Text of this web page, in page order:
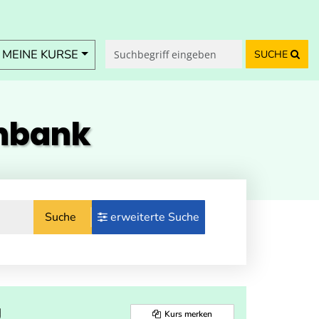
KURSE SUCHE
Suche erweiterte Suche
Kurs merken